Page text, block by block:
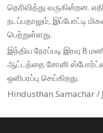
தெரிவித்து வருகின்றன.
நடப்பதாலும், இப்போட்டி
பெற்றுள்ளது.
இந்திய நேரப்படி இரவு 8
ஆட்டத்தை சோனி ஸ்போர்ட்ஸ்
ஒளிபரப்பு செய்கிறது.
Hindusthan Samachar /